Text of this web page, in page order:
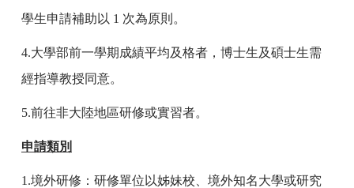
學生申請補助以 1 次為原則。
4.大學部前一學期成績平均及格者，博士生及碩士生需
經指導教授同意。
5.前往非大陸地區研修或實習者。
申請類別
1.境外研修：研修單位以姊妹校、境外知名大學或研究